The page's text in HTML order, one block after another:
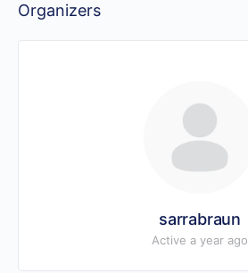
Organizers
sarrabraun
Active a year ago